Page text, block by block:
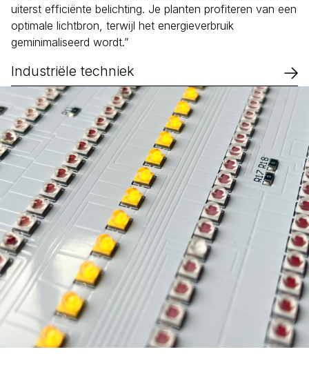
uiterst efficiënte belichting. Je planten profiteren van een
optimale lichtbron, terwijl het energieverbruik
geminimaliseerd wordt.”
Industriële techniek